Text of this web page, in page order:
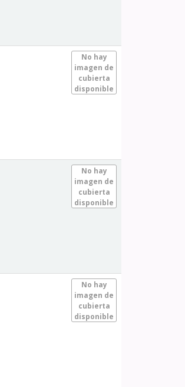
No hay
imagen de
cubierta
disponible
No hay
imagen de
cubierta
disponible
No hay
imagen de
cubierta
disponible